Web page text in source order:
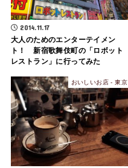
2014.11.17
大人のためのエンターテイメン
ト！ 新宿歌舞伎町の「ロボット
レストラン」に行ってみた
おいしいお店 - 東京